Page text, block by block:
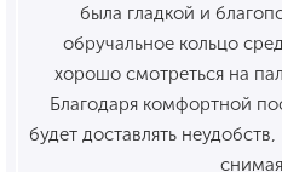
была гладкой и
обручальное кольцо
хорошо смотреться на
Благодаря комфортной
будет доставлять